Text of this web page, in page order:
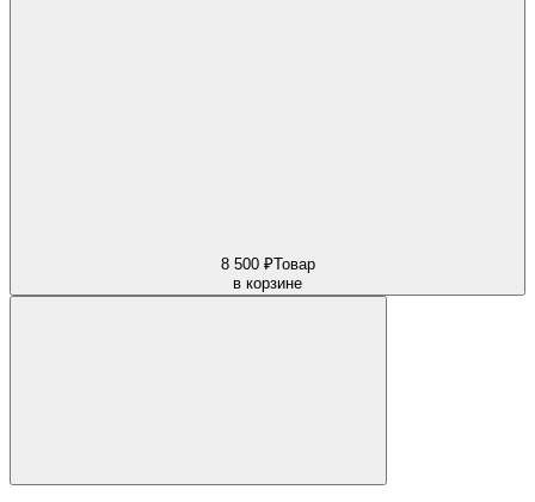
8 500 ₽Товар
в корзине